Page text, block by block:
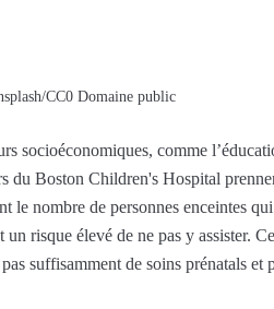
CC0 Domaine public
socioéconomiques, comme
du Boston Children's Hospital
le nombre de personnes enceintes
un risque élevé de ne pas y assister.
suffisamment de soins prénatals et